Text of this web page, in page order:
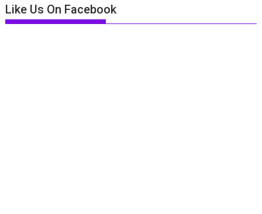
Like Us On Facebook